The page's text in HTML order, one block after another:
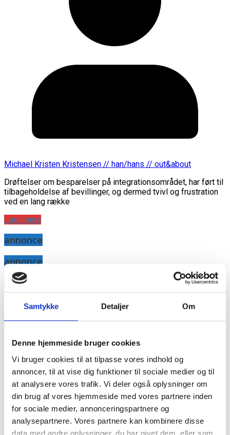
Samtykke Detaljer Om
Denne hjemmeside bruger cookies
Vi bruger cookies til at tilpasse vores indhold og
annoncer, til at vise dig funktioner til sociale medier og til
at analysere vores trafik. Vi deler også oplysninger om
din brug af vores hjemmeside med vores partnere inden
for sociale medier, annonceringspartnere og
analysepartnere. Vores partnere kan kombinere disse
data med andre oplysninger, du har givet dem, eller som
Michael Kristen Kristensen // han/hans // out&about
Drøftelser om besparelser på integrationsområdet, har ført til
tilbageholdelse af bevillinger, og dermed tvivl og frustration
ved en lang række
Læs mere
annonce
annonce
Like us
RAINBOW BUSINESS DENMARK